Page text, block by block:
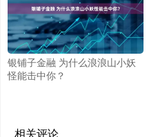
银铺子金融 为什么浪浪山小妖
怪能击中你？
相关评论